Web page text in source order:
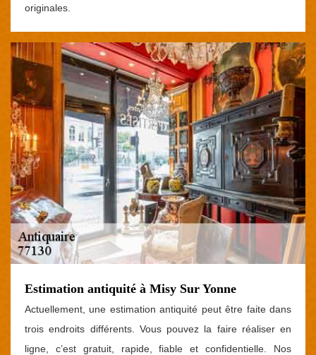
originales.
Estimation antiquité à Misy Sur Yonne
Actuellement, une estimation antiquité peut être faite dans
trois endroits différents. Vous pouvez la faire réaliser en
ligne, c’est gratuit, rapide, fiable et confidentielle. Nos